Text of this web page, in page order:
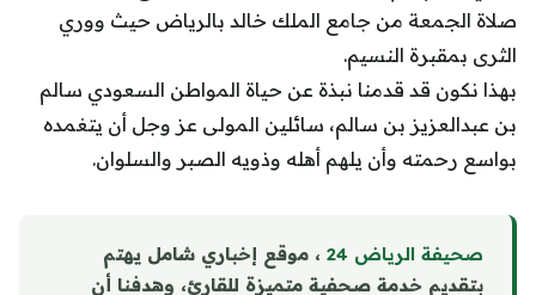
صلاة الجمعة من جامع الملك خالد بالرياض حيث ووري
الثرى بمقبرة النسيم.
بهذا نكون قد قدمنا نبذة عن حياة المواطن السعودي سالم
بن عبدالعزيز بن سالم، سائلين المولى عز وجل أن يتغمده
بواسع رحمته وأن يلهم أهله وذويه الصبر والسلوان.
صحيفة الرياض 24
، موقع إخباري شامل يهتم
بتقديم خدمة صحفية متميزة للقارئ، وهدفنا أن